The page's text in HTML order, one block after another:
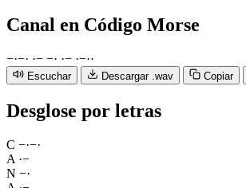
Canal en Código Morse
−·−· ·− −· ·− ·−··
Escuchar Descargar .wav Copiar
Desglose por letras
C −·−·
A ·−
N −·